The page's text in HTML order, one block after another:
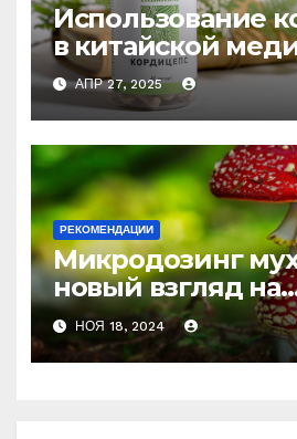
Использование
в китайской
природное
против усталости
истощения
АПР 27, 2025
РЕКОМЕНДАЦИИ
Микродозинг
новый взгляд на
психоделику
НОЯ 18, 2024